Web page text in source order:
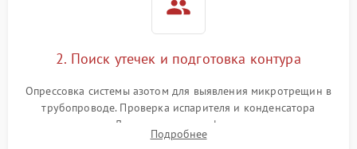
2. Поиск утечек и подготовка контура
Опрессовка системы азотом для выявления микротрещин в
трубопроводе. Проверка испарителя и конденсатора
течеискателем. Демонтаж старого фильтра-осушителя и
продувка капиллярной трубки для устранения засоров.
Подробнее